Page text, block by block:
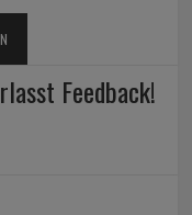
Feedback!